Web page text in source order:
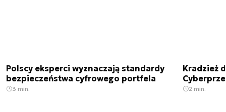
Polscy eksperci wyznaczają standardy
bezpieczeństwa cyfrowego portfela
3 min.
Kradzież
2 min.